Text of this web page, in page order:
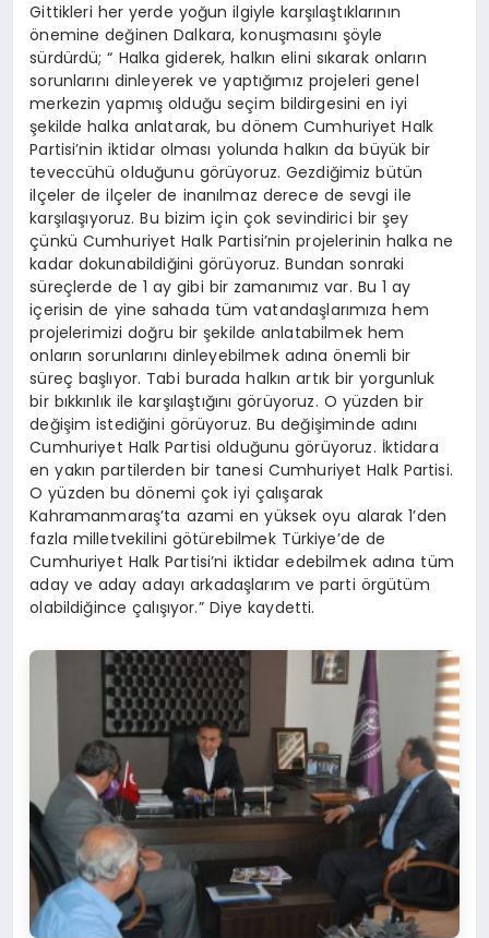
Gittikleri her yerde yoğun ilgiyle karşılaştıklarının
önemine değinen Dalkara, konuşmasını şöyle
sürdürdü; “ Halka giderek, halkın elini sıkarak onların
sorunlarını dinleyerek ve yaptığımız projeleri genel
merkezin yapmış olduğu seçim bildirgesini en iyi
şekilde halka anlatarak, bu dönem Cumhuriyet Halk
Partisi’nin iktidar olması yolunda halkın da büyük bir
teveccühü olduğunu görüyoruz. Gezdiğimiz bütün
ilçeler de ilçeler de inanılmaz derece de sevgi ile
karşılaşıyoruz. Bu bizim için çok sevindirici bir şey
çünkü Cumhuriyet Halk Partisi’nin projelerinin halka ne
kadar dokunabildiğini görüyoruz. Bundan sonraki
süreçlerde de 1 ay gibi bir zamanımız var. Bu 1 ay
içerisin de yine sahada tüm vatandaşlarımıza hem
projelerimizi doğru bir şekilde anlatabilmek hem
onların sorunlarını dinleyebilmek adına önemli bir
süreç başlıyor. Tabi burada halkın artık bir yorgunluk
bir bıkkınlık ile karşılaştığını görüyoruz. O yüzden bir
değişim istediğini görüyoruz. Bu değişiminde adını
Cumhuriyet Halk Partisi olduğunu görüyoruz. İktidara
en yakın partilerden bir tanesi Cumhuriyet Halk Partisi.
O yüzden bu dönemi çok iyi çalışarak
Kahramanmaraş’ta azami en yüksek oyu alarak 1’den
fazla milletvekilini götürebilmek Türkiye’de de
Cumhuriyet Halk Partisi’ni iktidar edebilmek adına tüm
aday ve aday adayı arkadaşlarım ve parti örgütüm
olabildiğince çalışıyor.” Diye kaydetti.